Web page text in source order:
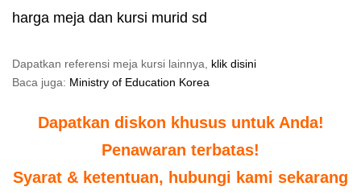
harga meja dan kursi murid sd
Dapatkan referensi meja kursi lainnya, klik disini
Baca juga: Ministry of Education Korea
Dapatkan diskon khusus untuk Anda!
Penawaran terbatas!
Syarat & ketentuan, hubungi kami sekarang